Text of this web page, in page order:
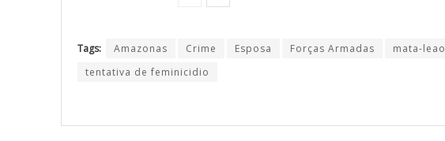
Tags: Amazonas Crime Esposa Forças Armadas mata-leao
tentativa de feminicidio